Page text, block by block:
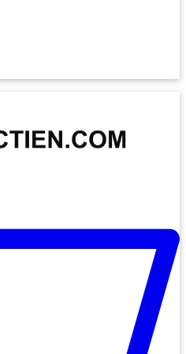
Mùi Classic
Âm Toàn Phần
Bát 12 Bộ
Bát Bán Âm
TOTO
American Standard
VIGLACERA
THIÊN THANH